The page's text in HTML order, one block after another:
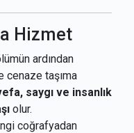
Hizmet
ardından
cenaze taşıma
saygı ve insanlık
olur.
coğrafyadan